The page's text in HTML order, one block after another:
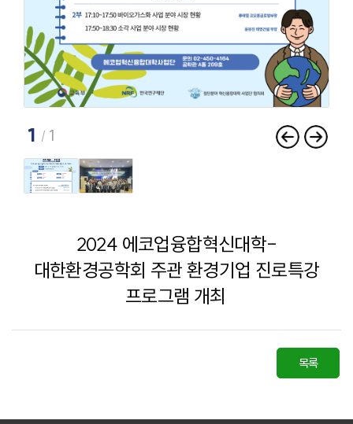
1 1
이
다
2024 에코업융합혁신대학-
대한환경공학회 주관 환경기업 진로특강
프로그램 개최
목록